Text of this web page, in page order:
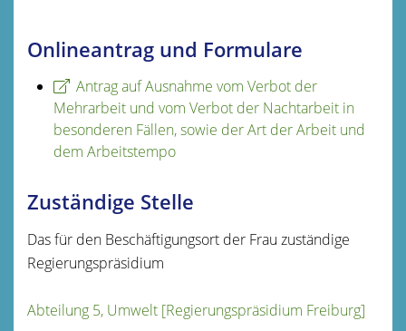
Onlineantrag und Formulare
Antrag auf Ausnahme vom Verbot der
Mehrarbeit und vom Verbot der Nachtarbeit in
besonderen Fällen, sowie der Art der Arbeit und
dem Arbeitstempo
Zuständige Stelle
Das für den Beschäftigungsort der Frau zuständige
Regierungspräsidium
Abteilung 5, Umwelt [Regierungspräsidium Freiburg]